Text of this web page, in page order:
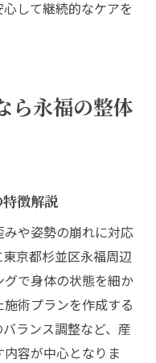
して継続的なケアを
ら永福の整体
徴解説
や姿勢の崩れに対応
京都杉並区永福周辺
で身体の状態を細か
術プランを作成する
ランス調整など、産
容が中心となりま